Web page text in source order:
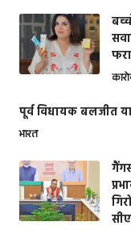
पूर्व विधायक बलजीत
भारत